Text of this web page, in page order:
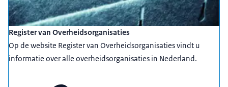
Register van Overheidsorganisaties
Op de website Register van Overheidsorganisaties vindt u
informatie over alle overheidsorganisaties in Nederland.